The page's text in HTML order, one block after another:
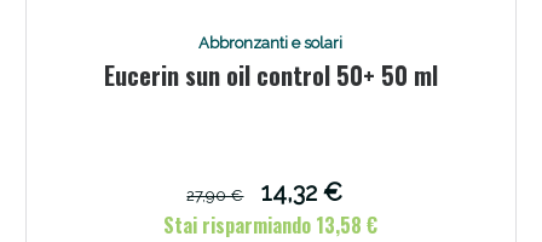
Abbronzanti e solari
Eucerin sun oil control 50+ 50 ml
27,90 €
14,32 €
Stai risparmiando 13,58 €